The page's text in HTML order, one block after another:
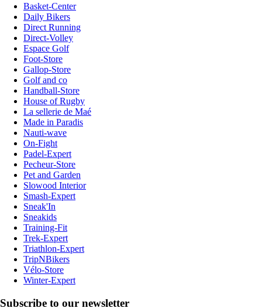
Basket-Center
Daily Bikers
Direct Running
Direct-Volley
Espace Golf
Foot-Store
Gallop-Store
Golf and co
Handball-Store
House of Rugby
La sellerie de Maé
Made in Paradis
Nauti-wave
On-Fight
Padel-Expert
Pecheur-Store
Pet and Garden
Slowood Interior
Smash-Expert
Sneak'In
Sneakids
Training-Fit
Trek-Expert
Triathlon-Expert
TripNBikers
Vélo-Store
Winter-Expert
Subscribe to our newsletter